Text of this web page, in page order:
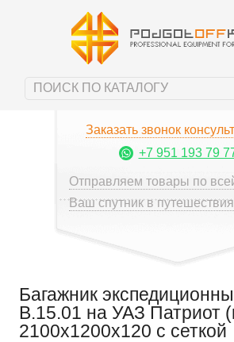
Заказать звонок
+7 951 193 79
Отправляем товары по
Ваш спутник в
Багажник
B.15.01 на УАЗ Патриот
2100х1200х120 с сеткой